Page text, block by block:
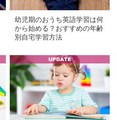
幼児期のおうち英語学習は何
から始める？おすすめの年齢
別自宅学習方法
a